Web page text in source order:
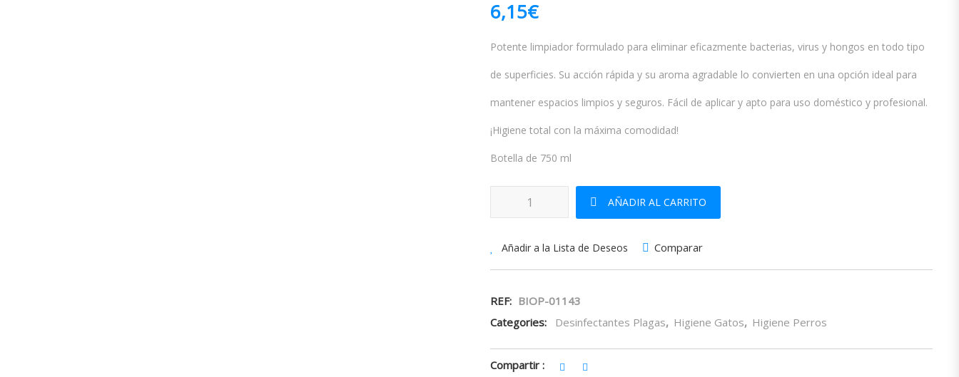
6,15€
Potente limpiador formulado para eliminar eficazmente bacterias, virus y hongos en todo tipo
de superficies. Su acción rápida y su aroma agradable lo convierten en una opción ideal para
mantener espacios limpios y seguros. Fácil de aplicar y apto para uso doméstico y profesional.
¡Higiene total con la máxima comodidad!
Botella de 750 ml
Desinfectante Pody cantidad
AÑADIR AL CARRITO
Añadir a la Lista de Deseos Comparar
REF: BIOP-01143
Categories:
Desinfectantes Plagas, Higiene Gatos, Higiene Perros
Compartir :